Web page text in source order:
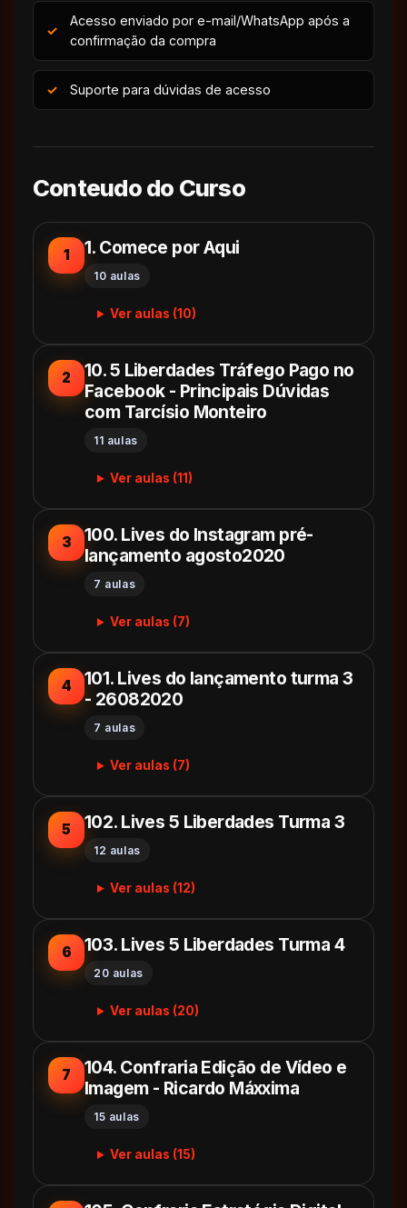
Acesso enviado por e-mail/WhatsApp após a
confirmação da compra
Suporte para dúvidas de acesso
Conteudo do Curso
1 1. Comece por Aqui
10 aulas
Ver aulas (10)
2
10. 5 Liberdades Tráfego Pago no
Facebook - Principais Dúvidas
com Tarcísio Monteiro
11 aulas
Ver aulas (11)
3
100. Lives do Instagram pré-
lançamento agosto2020
7 aulas
Ver aulas (7)
4
101. Lives do lançamento turma 3
- 26082020
7 aulas
Ver aulas (7)
5 102. Lives 5 Liberdades Turma 3
12 aulas
Ver aulas (12)
6 103. Lives 5 Liberdades Turma 4
20 aulas
Ver aulas (20)
7
104. Confraria Edição de Vídeo e
Imagem - Ricardo Máxxima
15 aulas
Ver aulas (15)